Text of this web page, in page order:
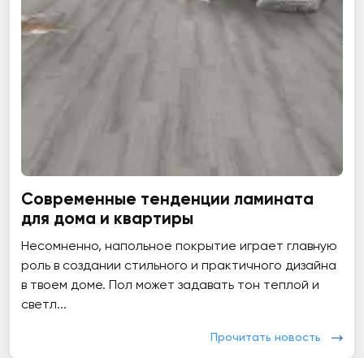
Современные тенденции ламината
для дома и квартиры
Несомненно, напольное покрытие играет главную
роль в создании стильного и практичного дизайна
в твоем доме. Пол может задавать тон теплой и
светл...
Прочитать новость